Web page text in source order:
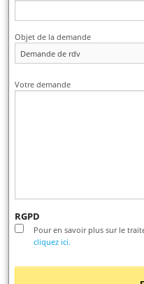
Objet de la demande
Votre demande
RGPD
Pour en savoir plus sur le
cliquez ici.